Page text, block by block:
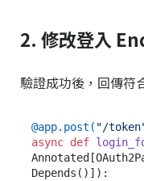
2. 修改登入
驗證成功後，回傳符
@app.post( "/
async def
Depends( )] ):